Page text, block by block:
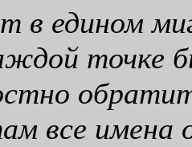
в едином
точке
все